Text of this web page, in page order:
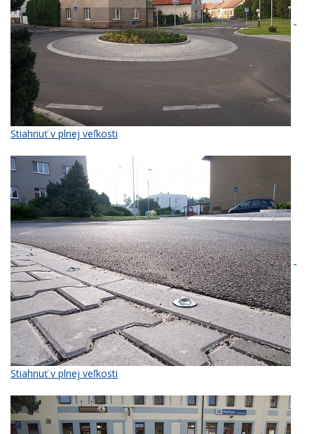
Stiahnuť v plnej veľkosti
Stiahnuť v plnej veľkosti